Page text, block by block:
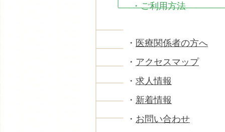
・ご利用方法
・ 医療関係者の方へ
・ アクセスマップ
・ 求人情報
・ 新着情報
・ お問い合わせ